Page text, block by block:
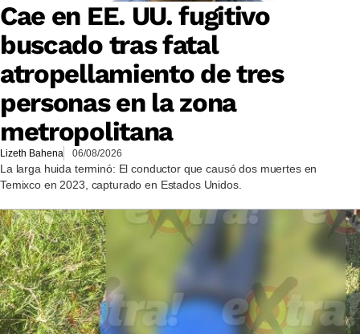
Cae en EE. UU. fugitivo
buscado tras fatal
atropellamiento de tres
personas en la zona
metropolitana
Lizeth Bahena 06/08/2026
La larga huida terminó: El conductor que causó dos muertes en
Temixco en 2023, capturado en Estados Unidos.